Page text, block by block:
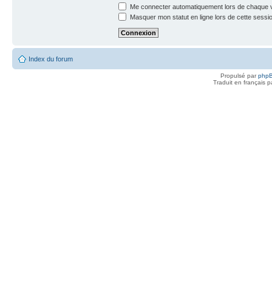
Me connecter automatiquement lors de chaque
Masquer mon statut en ligne lors de cette
Index du forum
Propulsé par
Traduit en français